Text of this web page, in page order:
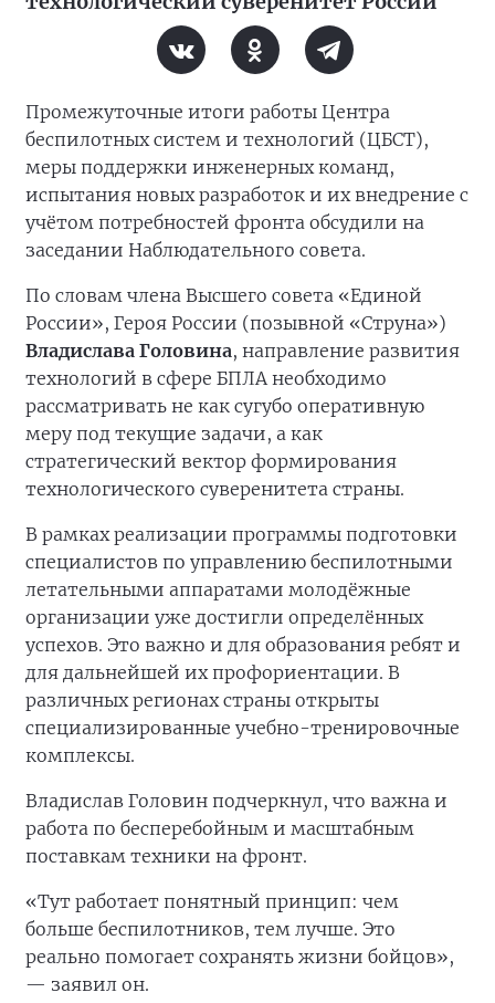
Промежуточные итоги работы Центра
беспилотных систем и технологий (ЦБСТ),
меры поддержки инженерных команд,
испытания новых разработок и их внедрение с
учётом потребностей фронта обсудили на
заседании Наблюдательного совета.
По словам члена Высшего совета «Единой
России», Героя России (позывной «Струна»)
Владислава Головина, направление развития
технологий в сфере БПЛА необходимо
рассматривать не как сугубо оперативную
меру под текущие задачи, а как
стратегический вектор формирования
технологического суверенитета страны.
В рамках реализации программы подготовки
специалистов по управлению беспилотными
летательными аппаратами молодёжные
организации уже достигли определённых
успехов. Это важно и для образования ребят и
для дальнейшей их профориентации. В
различных регионах страны открыты
специализированные учебно-тренировочные
комплексы.
Владислав Головин подчеркнул, что важна и
работа по бесперебойным и масштабным
поставкам техники на фронт.
«Тут работает понятный принцип: чем
больше беспилотников, тем лучше. Это
реально помогает сохранять жизни бойцов»,
— заявил он.